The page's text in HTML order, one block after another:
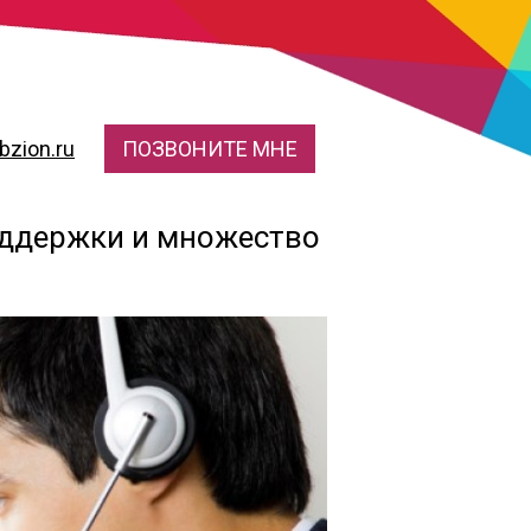
ПОЗВОНИТЕ МНЕ
и множество